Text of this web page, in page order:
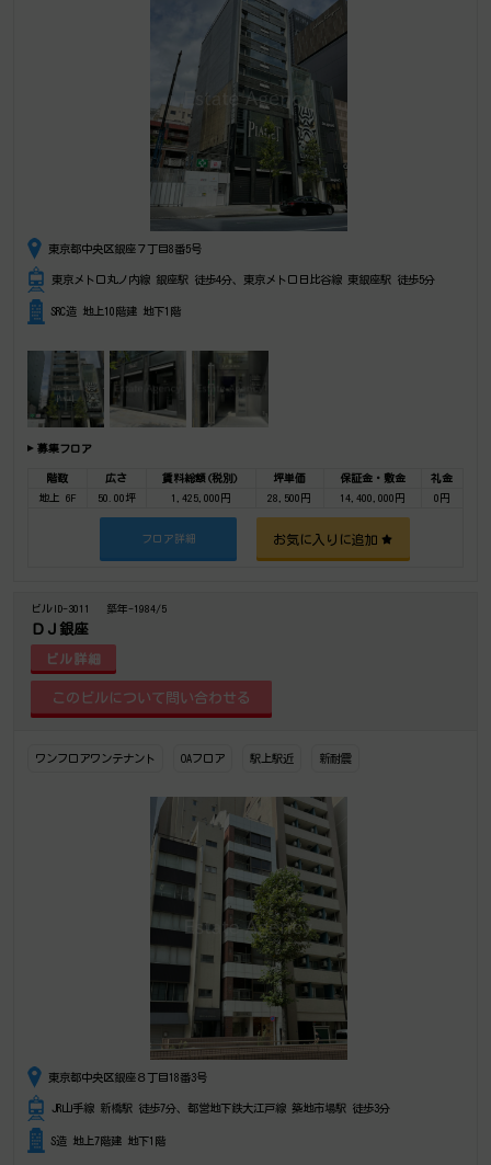
東京都中央区銀座７丁目8番5号
東京メトロ丸ノ内線 銀座駅 徒歩4分、東京メトロ日比谷線 東銀座駅 徒歩5分
SRC造 地上10階建 地下1階
募集フロア
階数 広さ 賃料総額(税別) 坪単価 保証金・敷金
礼金
地上 6F
50.00坪 1,425,000円 28,500円 14,400,000円 0円
フロア詳細 お気に入りに追加
ビルID-3011 築年-1984/5
ＤＪ銀座
ビル詳細
ワンフロアワンテナント OAフロア 駅上駅近 新耐震
東京都中央区銀座８丁目18番3号
JR山手線 新橋駅 徒歩7分、都営地下鉄大江戸線 築地市場駅 徒歩3分
S造 地上7階建 地下1階